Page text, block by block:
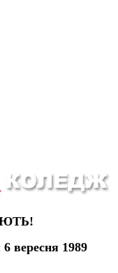
вересня 1989